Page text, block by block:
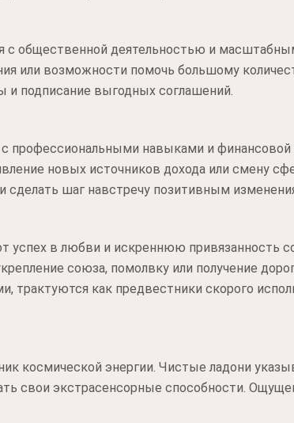
с общественной деятельностью и
или возможности помочь большому
подписание выгодных соглашений.
профессиональными навыками и финансовой
новых источников дохода или смену
шаг навстречу позитивным
успех в любви и искреннюю привязанность
союза, помолвку или получение
как предвестники скорого
космической энергии. Чистые ладони
свои экстрасенсорные способности.